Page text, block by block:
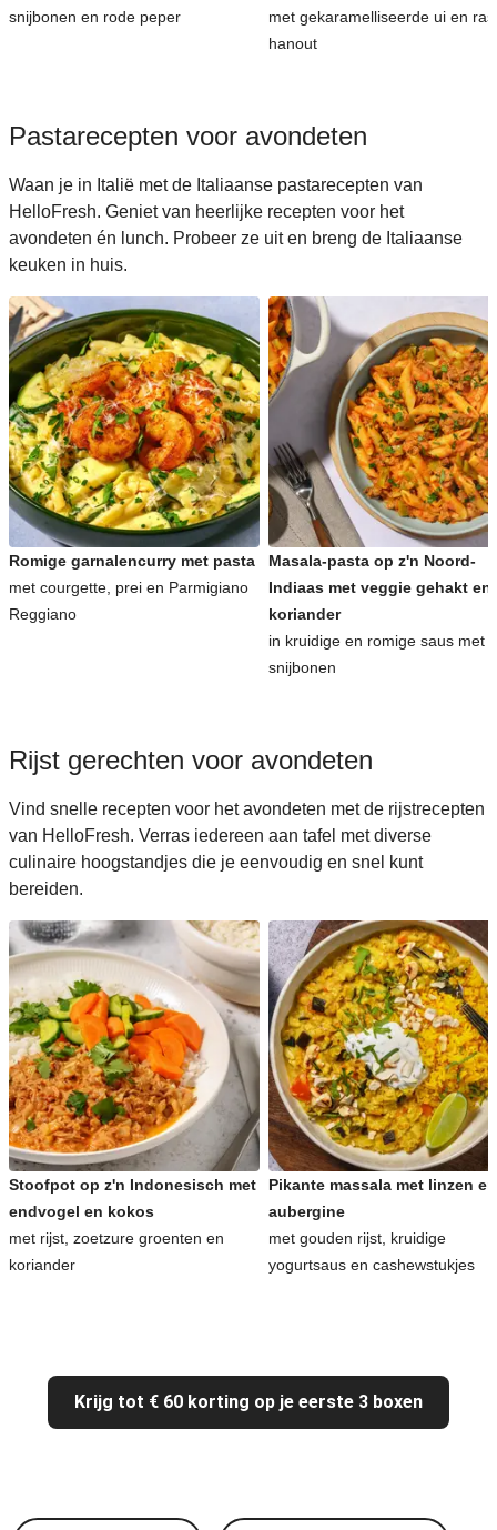
snijbonen en rode peper
met gekaramelliseerde ui en
hanout
Pastarecepten voor avondeten
Waan je in Italië met de Italiaanse pastarecepten van
HelloFresh. Geniet van heerlijke recepten voor het
avondeten én lunch. Probeer ze uit en breng de Italiaanse
keuken in huis.
Romige garnalencurry met pasta
met courgette, prei en Parmigiano
Reggiano
Masala-pasta op z'n Noord-
Indiaas met veggie gehakt en
koriander
in kruidige en romige saus met
snijbonen
Rijst gerechten voor avondeten
Vind snelle recepten voor het avondeten met de rijstrecepten
van HelloFresh. Verras iedereen aan tafel met diverse
culinaire hoogstandjes die je eenvoudig en snel kunt
bereiden.
Stoofpot op z'n Indonesisch met
endvogel en kokos
met rijst, zoetzure groenten en
koriander
Pikante massala met linzen en
aubergine
met gouden rijst, kruidige
yogurtsaus en cashewstukjes
Krijg tot € 60 korting op je eerste 3 boxen